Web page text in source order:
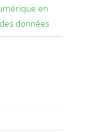
en
données